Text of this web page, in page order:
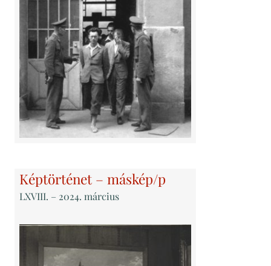
Képtörténet – máskép/p
LXVIII. – 2024. március